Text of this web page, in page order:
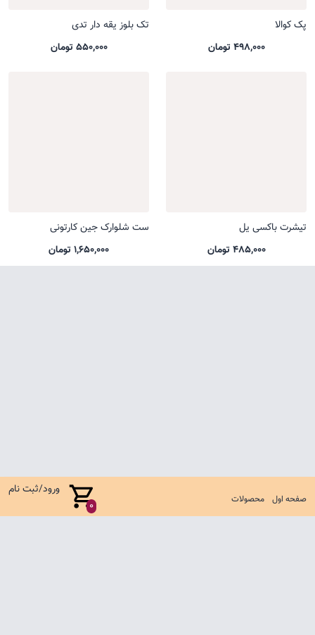
صفحه اول محصولات 0
ورود/ثبت نام
پک کوالا
498,000 تومان
تک بلوز یقه دار تدی
550,000 تومان
تیشرت باکسی یل
485,000 تومان
ست شلوارک جین کارتونی
1,650,000 تومان